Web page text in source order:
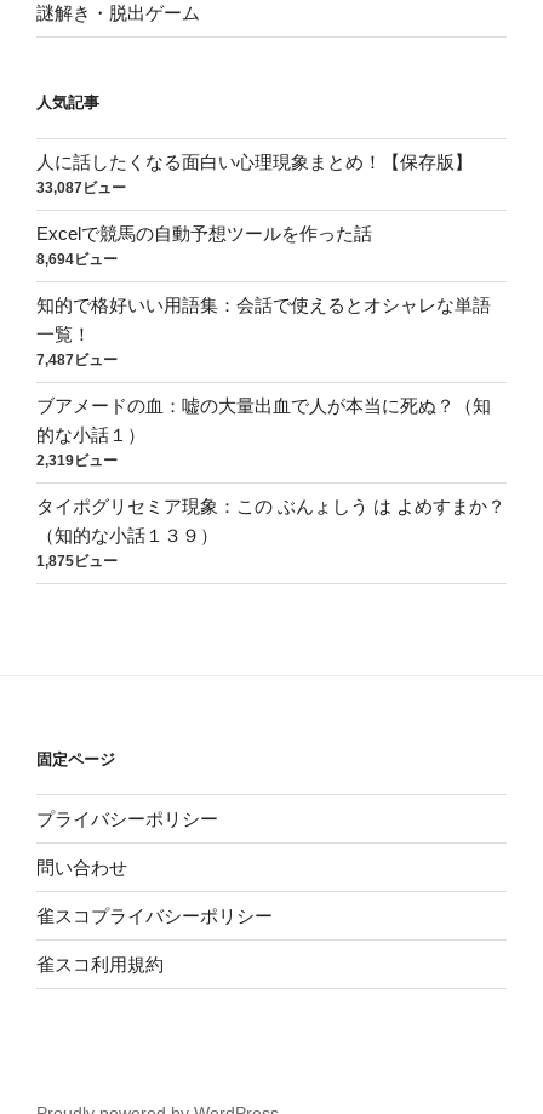
謎解き・脱出ゲーム
人気記事
人に話したくなる面白い心理現象まとめ！【保存版】
33,087ビュー
Excelで競馬の自動予想ツールを作った話
8,694ビュー
知的で格好いい用語集：会話で使えるとオシャレな単語
一覧！
7,487ビュー
ブアメードの血：嘘の大量出血で人が本当に死ぬ？（知
的な小話１）
2,319ビュー
タイポグリセミア現象：この ぶんょしう は よめすまか？
（知的な小話１３９）
1,875ビュー
固定ページ
プライバシーポリシー
問い合わせ
雀スコプライバシーポリシー
雀スコ利用規約